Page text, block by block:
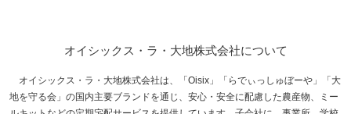
オイシックス・ラ・大地株式会社について
オイシックス・ラ・大地株式会社は、「Oisix」「らでぃっしゅぼーや」「大
地を守る会」の国内主要ブランドを通じ、安心・安全に配慮した農産物、ミー